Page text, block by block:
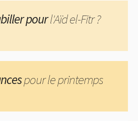
pourl'Aïd el-Fitr ?
pour le printemps